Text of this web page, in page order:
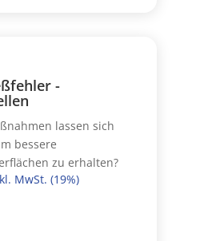
-
lassen sich
bessere
zu erhalten?